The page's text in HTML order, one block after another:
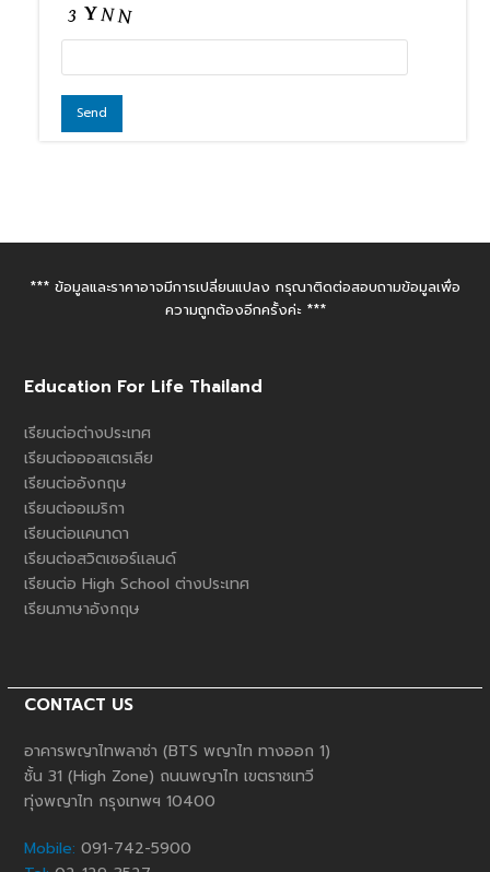
*** ข้อมูลและราคาอาจมีการเปลี่ยนแปลง กรุณาติดต่อสอบถามข้อมูลเพื่อ
ความถูกต้องอีกครั้งค่ะ ***
Education For Life Thailand
เรียนต่อต่างประเทศ
เรียนต่อออสเตรเลีย
เรียนต่ออังกฤษ
เรียนต่ออเมริกา
เรียนต่อแคนาดา
เรียนต่อสวิตเซอร์แลนด์
เรียนต่อ High School ต่างประเทศ
เรียนภาษาอังกฤษ
CONTACT US
อาคารพญาไทพลาซ่า (BTS พญาไท ทางออก 1)
ชั้น 31 (High Zone) ถนนพญาไท เขตราชเทวี
ทุ่งพญาไท กรุงเทพฯ 10400
Mobile: 091-742-5900